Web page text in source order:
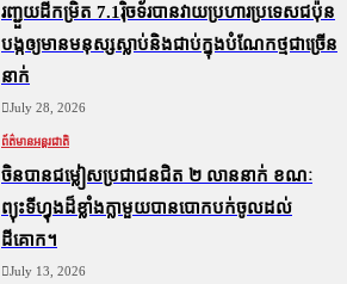
រញ្ជួយដីកម្រិត​ 7.1រ៉ិចទ័របានវាយប្រហារប្រទេសជប៉ុន
បង្កឲ្យមានមនុស្សស្លាប់​និង​ជាប់ក្នុងបំណែកថ្មជាច្រើន
នាក់
July 28, 2026
ព័ត៌មានអន្តរជាតិ
ចិនបានជម្លៀសប្រជាជនជិត ២ លាននាក់ ខណៈ
ព្យុះទីហ្វុងដ៏ខ្លាំងក្លាមួយបានបោកបក់ចូលដល់
ដីគោក។
July 13, 2026